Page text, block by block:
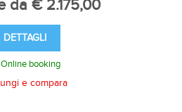
da € 2.175,00
DETTAGLI
Online booking
e compara